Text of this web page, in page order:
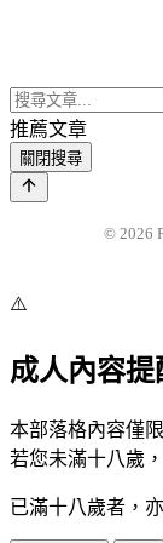
推薦文章
關閉搜尋
© 2026
⚠️
成人內容提
本部落格內容僅
若您未滿十八歲
已滿十八歲者，